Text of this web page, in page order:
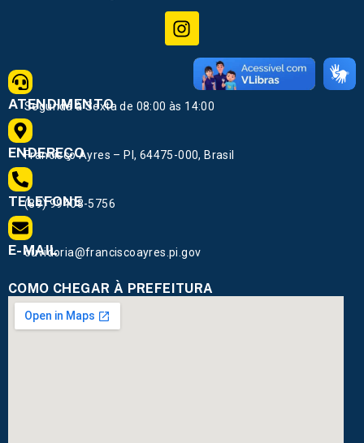
ATENDIMENTO
Segunda à Sexta de 08:00 às 14:00
ENDEREÇO
Francisco Ayres – PI, 64475-000, Brasil
TELEFONE
(89) 99408-5756
E-MAIL
ouvidoria@franciscoayres.pi.gov
COMO CHEGAR À PREFEITURA